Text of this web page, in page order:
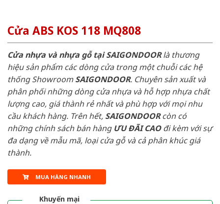
Cửa ABS KOS 118 MQ808
Cửa nhựa và nhựa gỗ tại SAIGONDOORlà thương
hiệu sản phẩm các dòng cửa trong một chuỗi các hệ
thống ShowroomSAIGONDOOR. Chuyên sản xuất và
phân phối những dòng cửa nhựa và hỗ hợp nhựa chất
lượng cao, giá thành rẻ nhất và phù hợp với mọi nhu
cầu khách hàng. Trên hết, SAIGONDOORcòn có
những chính sách bán hàng ƯU ĐÃI CAOđi kèm với sự
đa dạng về mẫu mã, loại cửa gỗ và cả phân khúc giá
thành.
MUA HÀNG NHANH
Khuyến mại